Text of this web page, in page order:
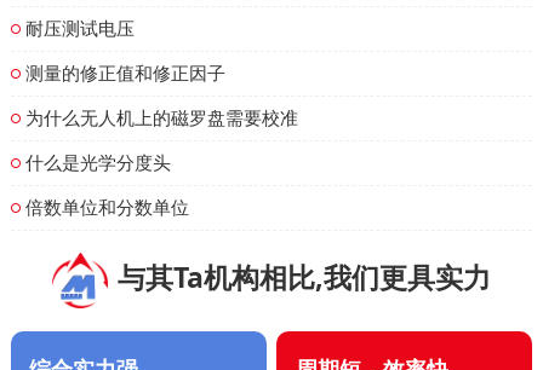
耐压测试电压
测量的修正值和修正因子
为什么无人机上的磁罗盘需要校准
什么是光学分度头
倍数单位和分数单位
与其Ta机构相比,我们更具实力